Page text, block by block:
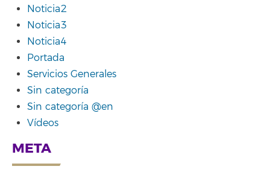
Noticia2
Noticia3
Noticia4
Portada
Servicios Generales
Sin categoría
Sin categoría @en
Vídeos
META